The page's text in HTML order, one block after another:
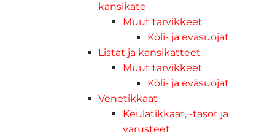
kansikate
Muut tarvikkeet
Köli- ja eväsuojat
Listat ja kansikatteet
Muut tarvikkeet
Köli- ja eväsuojat
Venetikkaat
Keulatikkaat, -tasot ja
varusteet